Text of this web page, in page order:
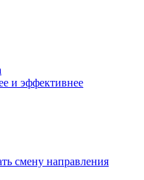
и эффективнее
смену направления